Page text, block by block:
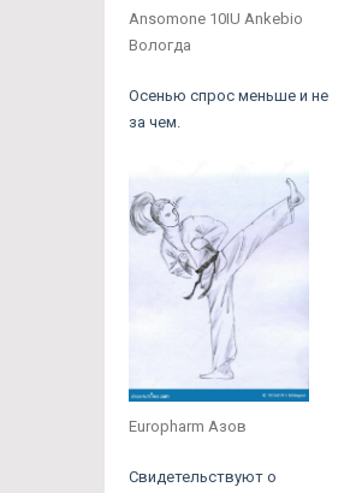
Ansomone 10IU Ankebio
Вологда
Осенью спрос меньше и не
за чем.
Europharm Азов
Свидетельствуют о